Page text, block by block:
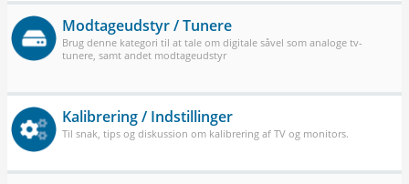
Modtageudstyr / Tunere
Brug denne kategori til at tale om digitale såvel som analoge tv-
tunere, samt andet modtageudstyr
Kalibrering / Indstillinger
Til snak, tips og diskussion om kalibrering af TV og monitors.